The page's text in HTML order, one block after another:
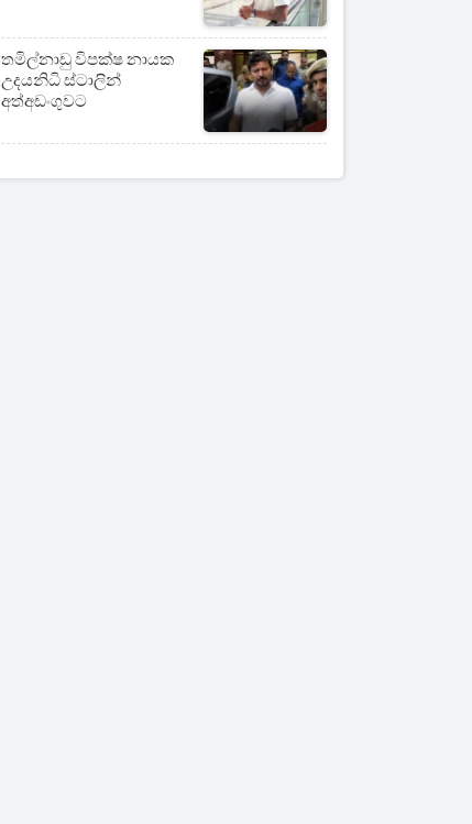
තමිල්නාඩු විපක්ෂ නායක
උදයනිධි ස්ටාලින්
අත්අඩංගුවට